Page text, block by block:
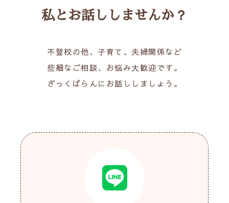
私とお話ししませんか？
不登校の他、子育て、夫婦関係など
些細なご相談、お悩み大歓迎です。
ざっくばらんにお話ししましょう。